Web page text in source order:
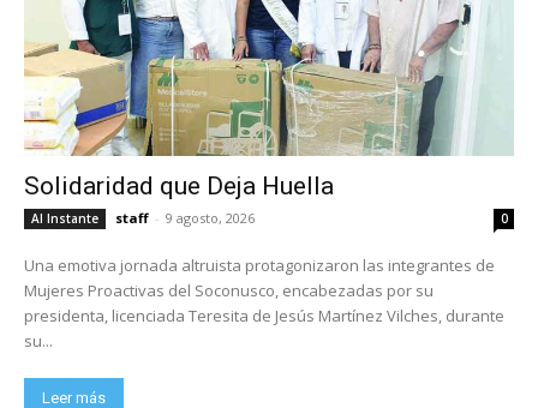
Solidaridad que Deja Huella
Al Instante staff - 9 agosto, 2026 0
Una emotiva jornada altruista protagonizaron las integrantes de
Mujeres Proactivas del Soconusco, encabezadas por su
presidenta, licenciada Teresita de Jesús Martínez Vilches, durante
su...
Leer más